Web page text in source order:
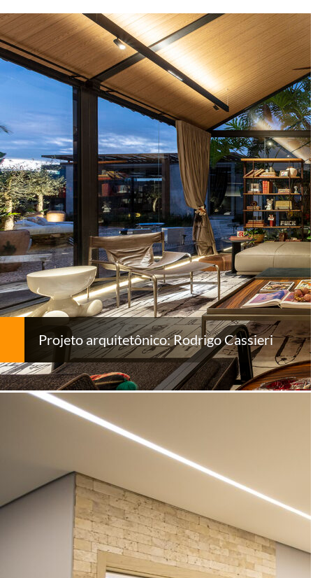
Projeto arquitetônico: Rodrigo Cassieri